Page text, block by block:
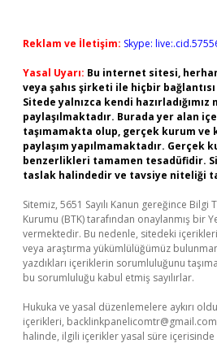
Reklam ve İletişim: Skype:
Yasal Uyarı: Bu internet sitesi,
veya şahıs şirketi ile hiçbir
Sitede yalnızca kendi
paylaşılmaktadır. Burada yer alan
taşımamakta olup, gerçek kurum ve
paylaşım yapılmamaktadır. Gerçek
benzerlikleri tamamen tesadüfidir.
taslak halindedir ve tavsiye niteliği
Sitemiz, 5651 Sayılı Kanun gereğince
Kurumu (BTK) tarafından onaylanmış bir
vermektedir. Bu nedenle, sitedeki
veya araştırma yükümlülüğümüz
yazdıkları içeriklerin sorumluluğunu
bu sorumluluğu kabul etmiş sayılırlar.
Hukuka ve yasal düzenlemelere aykırı
içerikleri, backlinkpanelicomtr@gmail.com
halinde, ilgili içerikler yasal süre içerisinde